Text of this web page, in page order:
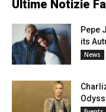
Ultime Notizie
Pepe
its
News